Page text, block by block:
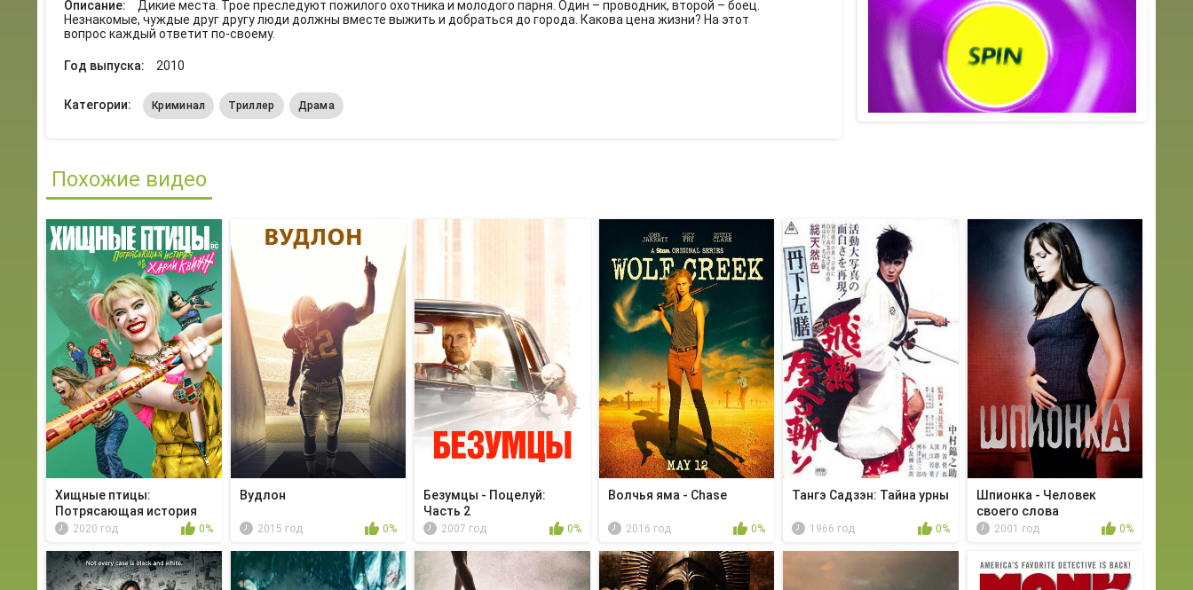
Описание:
Дикие места. Трое преследуют пожилого охотника и молодого парня. Один – проводник, второй – боец.
Незнакомые, чуждые друг другу люди должны вместе выжить и добраться до города. Какова цена жизни? На этот
вопрос каждый ответит по-своему.
Год выпуска: 2010
Категории: Криминал Триллер Драма
Похожие видео
Хищные птицы:
Потрясающая история
Хар...2020 год 0%
Вудлон
2015 год 0%
Безумцы - Поцелуй:
Часть 2
2007 год 0%
Волчья яма - Chase
2016 год 0%
Тангэ Садзэн: Тайна урны
1966 год 0%
Шпионка - Человек
своего слова
2001 год 0%